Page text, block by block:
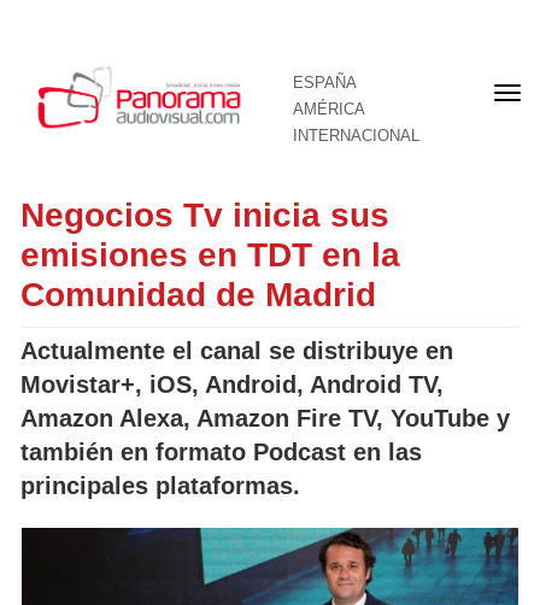
ESPAÑA
AMÉRICA
INTERNACIONAL
Negocios Tv inicia sus
emisiones en TDT en la
Comunidad de Madrid
Actualmente el canal se distribuye en
Movistar+, iOS, Android, Android TV,
Amazon Alexa, Amazon Fire TV, YouTube y
también en formato Podcast en las
principales plataformas.